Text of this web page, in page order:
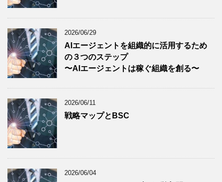
2026/06/29
AIエージェントを組織的に活用するため
の３つのステップ
〜AIエージェントは稼ぐ組織を創る〜
2026/06/11
戦略マップとBSC
2026/06/04